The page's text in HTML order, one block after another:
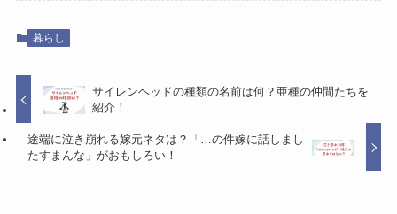
暮らし
サイレンヘッドの種類の名前は何？亜種の仲間たちを
紹介！
途端に泣き崩れる嫁元ネタは？「…の件嫁に話しまし
たすまんな」がおもしろい！